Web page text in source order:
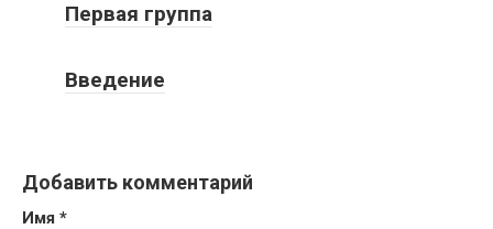
Первая группа
Введение
Добавить комментарий
Имя *